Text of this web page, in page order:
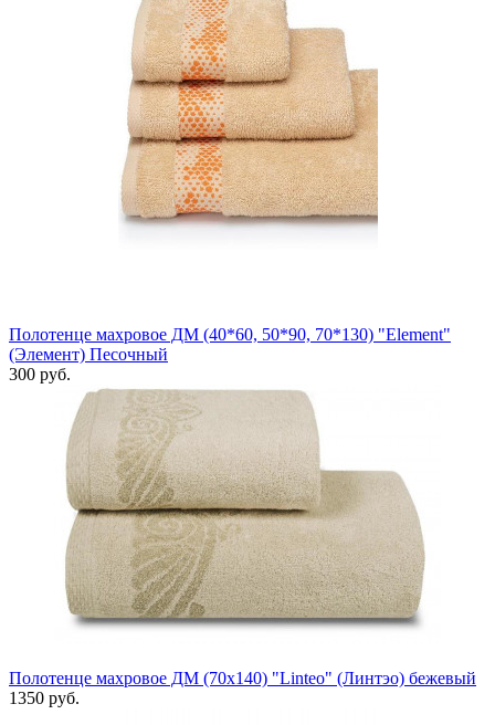
Полотенце махровое ДМ (40*60, 50*90, 70*130) "Element"
(Элемент) Песочный
300 руб.
Полотенце махровое ДМ (70х140) "Linteo" (Линтэо) бежевый
1350 руб.